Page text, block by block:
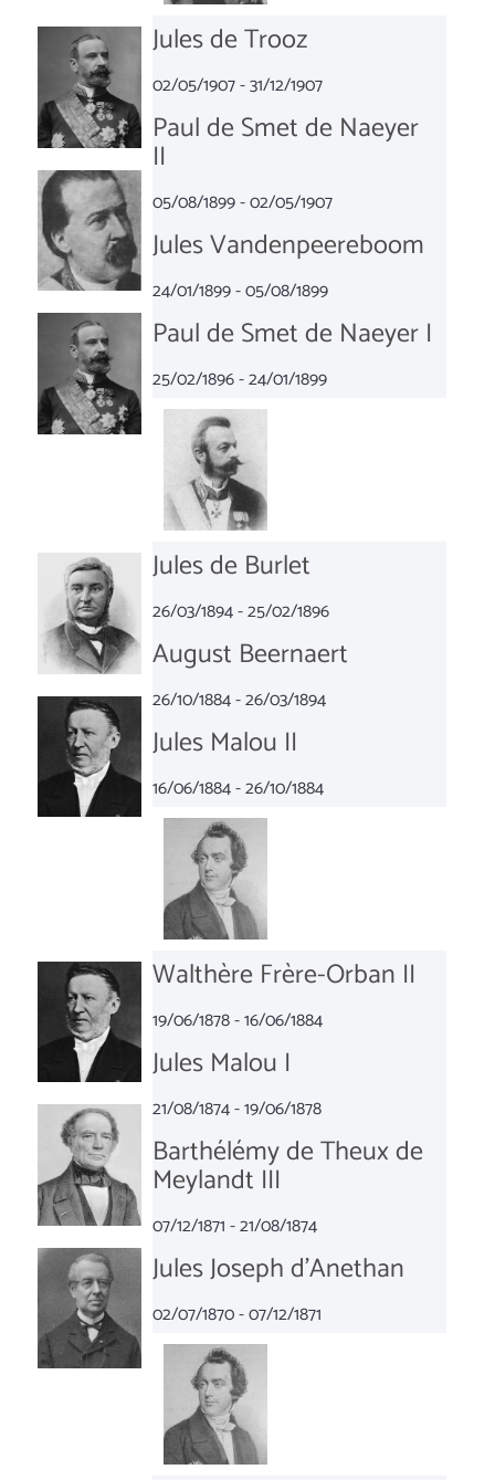
Jules de Trooz
02/05/1907 - 31/12/1907
Paul de Smet de Naeyer
II
05/08/1899 - 02/05/1907
Jules Vandenpeereboom
24/01/1899 - 05/08/1899
Paul de Smet de Naeyer I
25/02/1896 - 24/01/1899
Jules de Burlet
26/03/1894 - 25/02/1896
August Beernaert
26/10/1884 - 26/03/1894
Jules Malou II
16/06/1884 - 26/10/1884
Walthère Frère-Orban II
19/06/1878 - 16/06/1884
Jules Malou I
21/08/1874 - 19/06/1878
Barthélémy de Theux de
Meylandt III
07/12/1871 - 21/08/1874
Jules Joseph d'Anethan
02/07/1870 - 07/12/1871